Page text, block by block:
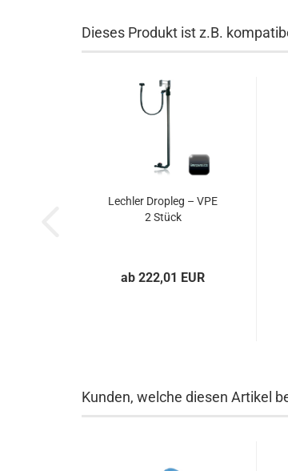
Dieses Produkt ist z.B.
Lechler Dropleg – VPE
2 Stück
ab 222,01 EUR
Kunden, welche diesen Artikel